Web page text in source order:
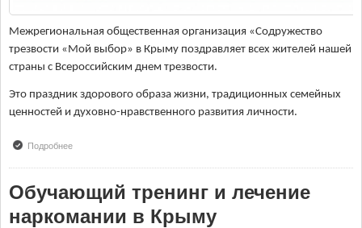
Межрегиональная общественная организация «Содружество
трезвости «Мой выбор» в Крыму поздравляет всех жителей нашей
страны с Всероссийским днем трезвости.
Это праздник здорового образа жизни, традиционных семейных
ценностей и духовно-нравственного развития личности.
Подробнеео Всероссийский день трезвости
Обучающий тренинг и лечение
наркомании в Крыму